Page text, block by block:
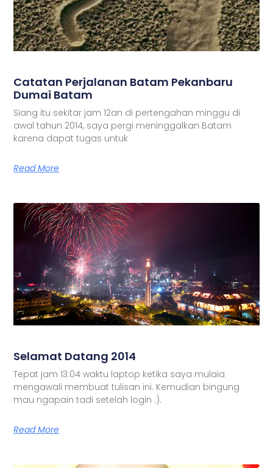
Catatan Perjalanan Batam Pekanbaru
Dumai Batam
Siang itu sekitar jam 12an di pertengahan minggu di
awal tahun 2014, saya pergi meninggalkan Batam
karena dapat tugas untuk
Read More
Selamat Datang 2014
Tepat jam 13:04 waktu laptop ketika saya mulaia
mengawali membuat tulisan ini. Kemudian bingung
mau ngapain tadi setelah login :).
Read More